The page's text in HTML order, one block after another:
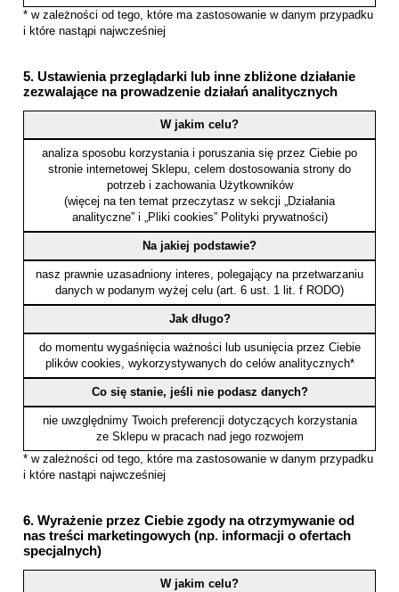
* w zależności od tego, które ma zastosowanie w danym przypadku
i które nastąpi najwcześniej
5. Ustawienia przeglądarki lub inne zbliżone działanie
zezwalające na prowadzenie działań analitycznych
W jakim celu?
analiza sposobu korzystania i poruszania się przez Ciebie po
stronie internetowej Sklepu, celem dostosowania strony do
potrzeb i zachowania Użytkowników
(więcej na ten temat przeczytasz w sekcji „Działania
analityczne” i „Pliki cookies” Polityki prywatności)
Na jakiej podstawie?
nasz prawnie uzasadniony interes, polegający na przetwarzaniu
danych w podanym wyżej celu (art. 6 ust. 1 lit. f RODO)
Jak długo?
do momentu wygaśnięcia ważności lub usunięcia przez Ciebie
plików cookies, wykorzystywanych do celów analitycznych*
Co się stanie, jeśli nie podasz danych?
nie uwzględnimy Twoich preferencji dotyczących korzystania
ze Sklepu w pracach nad jego rozwojem
* w zależności od tego, które ma zastosowanie w danym przypadku
i które nastąpi najwcześniej
6. Wyrażenie przez Ciebie zgody na otrzymywanie od
nas treści marketingowych (np. informacji o ofertach
specjalnych)
W jakim celu?